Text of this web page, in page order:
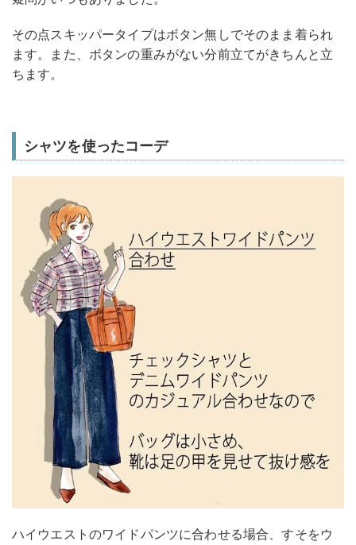
その点スキッパータイプはボタン無しでそのまま着られ
ます。また、ボタンの重みがない分前立てがきちんと立
ちます。
シャツを使ったコーデ
ハイウエストのワイドパンツに合わせる場合、すそをウ